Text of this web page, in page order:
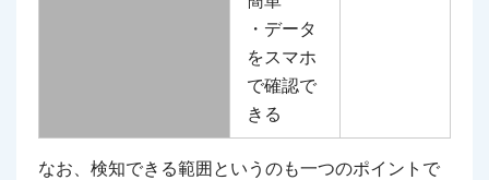
・データ
をスマホ
で確認で
きる
なお、検知できる範囲というのも一つのポイントで